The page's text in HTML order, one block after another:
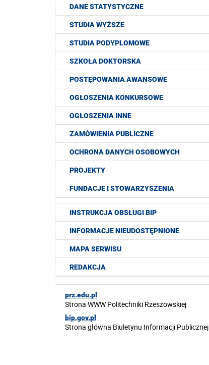
DANE STATYSTYCZNE
STUDIA WYŻSZE
STUDIA PODYPLOMOWE
SZKOŁA DOKTORSKA
POSTĘPOWANIA AWANSOWE
OGŁOSZENIA KONKURSOWE
OGŁOSZENIA INNE
ZAMÓWIENIA PUBLICZNE
OCHRONA DANYCH OSOBOWYCH
PROJEKTY
FUNDACJE I STOWARZYSZENIA
INSTRUKCJA OBSŁUGI BIP
INFORMACJE NIEUDOSTĘPNIONE
MAPA SERWISU
REDAKCJA
prz.edu.pl
Strona WWW Politechniki Rzeszowskiej
bip.gov.pl
Strona główna Biuletynu Informacji Publicznej